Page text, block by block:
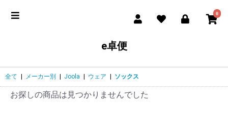
0
e卓便
全て メーカー別 Joola ウェア ソックス
お探しの商品は見つかりませんでした